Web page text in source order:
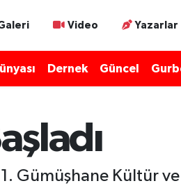
Video Yazarlar
Dernek Güncel
Gümüşhane Kültür ve